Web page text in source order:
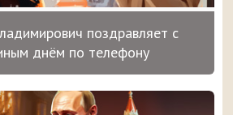
поздравляет с
днём по телефону